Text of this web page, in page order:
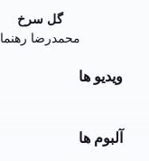
گل سرخ
محمدرضا رهنما
ویدیو ها
آلبوم ها